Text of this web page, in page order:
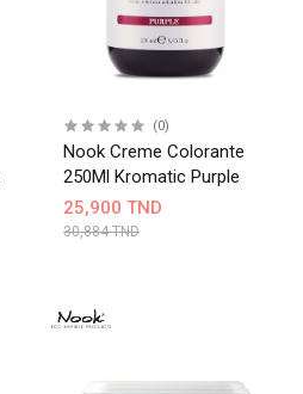
(0)
Nook Creme Colorante
250Ml Kromatic Purple
25,900 TND
30,884 TND